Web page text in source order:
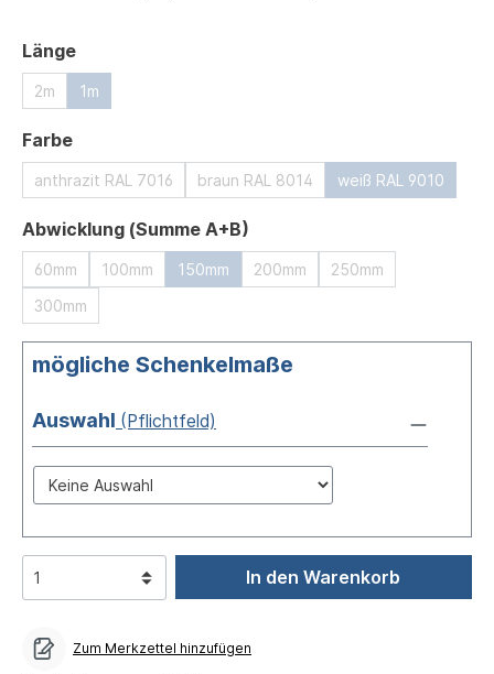
Längeauswählen
2m 1m
Farbeauswählen
anthrazit RAL 7016 braun RAL 8014 weiß RAL 9010
Abwicklung (Summe A+B)
60mm 100mm 150mm 200mm
250mm
300mm
mögliche Schenkelmaße
Auswahl (Pflichtfeld)
Auswahl
In den Warenkorb
Zum Merkzettel hinzufügen